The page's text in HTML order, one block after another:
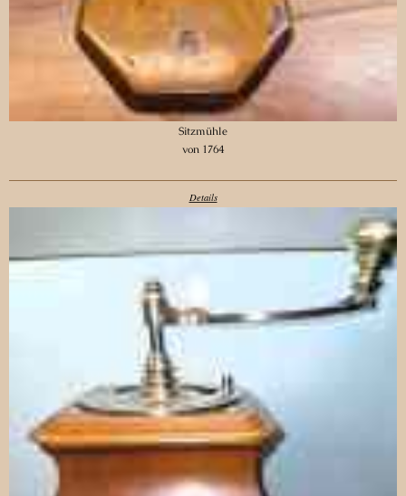
Sitzmühle
von 1764
Details